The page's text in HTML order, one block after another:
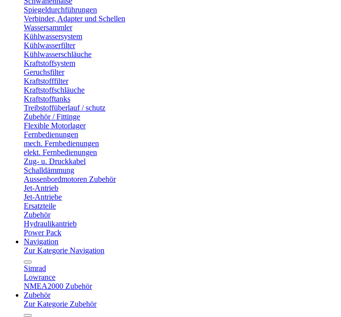
Spiegeldurchführungen
Verbinder, Adapter und Schellen
Wassersammler
Kühlwassersystem
Kühlwasserfilter
Kühlwasserschläuche
Kraftstoffsystem
Geruchsfilter
Kraftstofffilter
Kraftstoffschläuche
Kraftstofftanks
Treibstoffüberlauf / schutz
Zubehör / Fittinge
Flexible Motorlager
Fernbedienungen
mech. Fernbedienungen
elekt. Fernbedienungen
Zug- u. Druckkabel
Schalldämmung
Aussenbordmotoren Zubehör
Jet-Antrieb
Jet-Antriebe
Ersatzteile
Zubehör
Hydraulikantrieb
Power Pack
Navigation
Zur Kategorie Navigation
Simrad
Lowrance
NMEA2000 Zubehör
Zubehör
Zur Kategorie Zubehör